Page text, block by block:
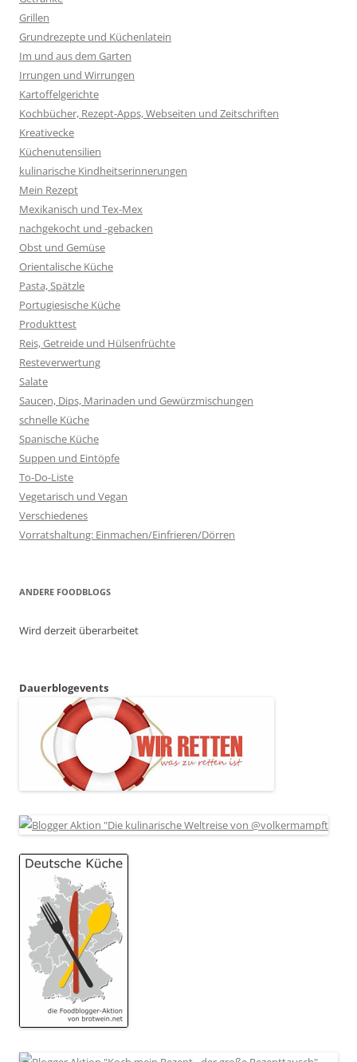
Grillen
Grundrezepte und Küchenlatein
Im und aus dem Garten
Irrungen und Wirrungen
Kartoffelgerichte
Kochbücher, Rezept-Apps, Webseiten und Zeitschriften
Kreativecke
Küchenutensilien
kulinarische Kindheitserinnerungen
Mein Rezept
Mexikanisch und Tex-Mex
nachgekocht und -gebacken
Obst und Gemüse
Orientalische Küche
Pasta, Spätzle
Portugiesische Küche
Produkttest
Reis, Getreide und Hülsenfrüchte
Resteverwertung
Salate
Saucen, Dips, Marinaden und Gewürzmischungen
schnelle Küche
Spanische Küche
Suppen und Eintöpfe
To-Do-Liste
Vegetarisch und Vegan
Verschiedenes
Vorratshaltung: Einmachen/Einfrieren/Dörren
ANDERE FOODBLOGS
Wird derzeit überarbeitet
Dauerblogevents